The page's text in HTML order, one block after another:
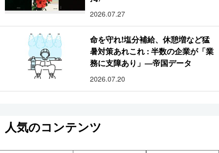
2026.07.27
命を守れ!塩分補給、休憩増など猛
暑対策あれこれ : 半数の企業が「業
務に支障あり」―帝国データ
2026.07.20
人気のコンテンツ